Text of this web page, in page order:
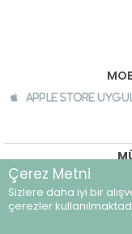
Apple Store
©
Çerez Metni
Sizlere daha iyi bir
çerezler